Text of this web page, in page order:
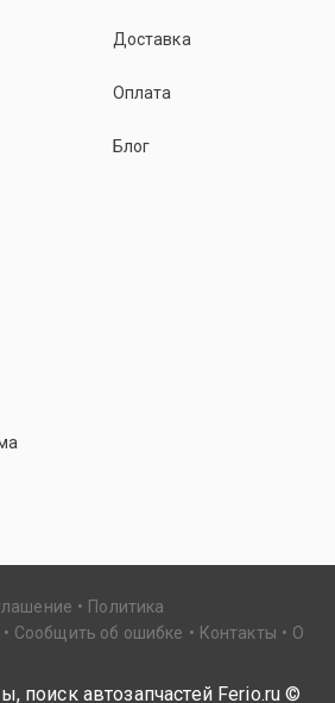
Доставка
Оплата
Блог
Политика
Сообщить об ошибке Контакты
О
поиск автозапчастей Ferio.ru ©